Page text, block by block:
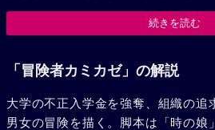
りた五千万円を、ソックリ現金で返
た。ヤクザの直感で何かを感じた
て寝てたために命拾い、しかし、金
辺にある堂島の別荘を狙おうと誘う
ばれた。三人は、カプセルに入れら
続きを読む
「冒険者カミカゼ」の解説
大学の不正入学金を強奪、組織の追
男女の冒険を描く。脚本は「時の娘